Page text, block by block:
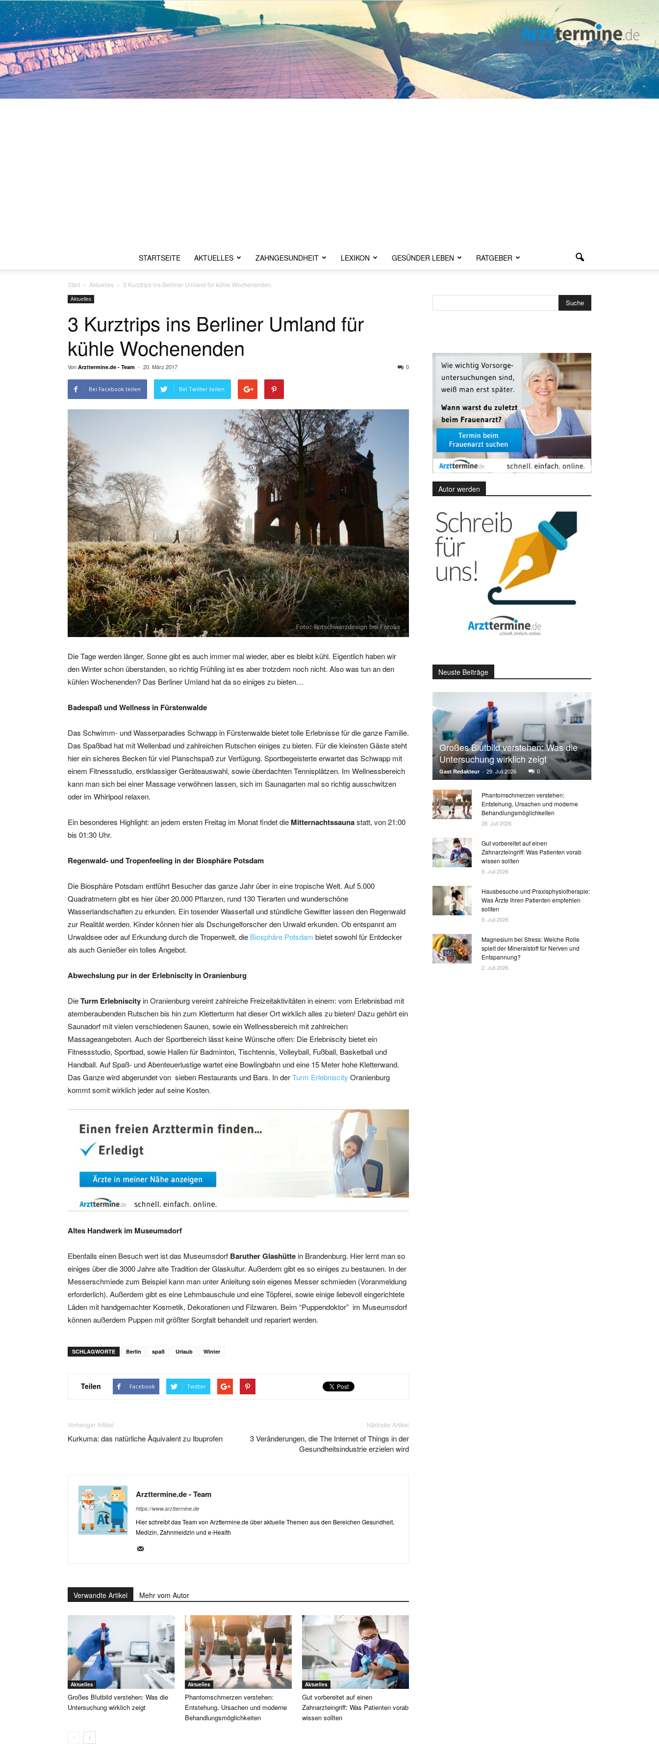
STARTSEITE AKTUELLES ZAHNGESUNDHEIT LEXIKON GESÜNDER LEBEN RATGEBER
Start Aktuelles 3 Kurztrips ins Berliner Umland für kühle Wochenenden
Aktuelles
3 Kurztrips ins Berliner Umland für
kühle Wochenenden
Von Arzttermine.de - Team - 20. März 2017 0
Bei Facebook teilen Bei Twitter teilen
Die Tage werden länger, Sonne gibt es auch immer mal wieder, aber es bleibt kühl. Eigentlich haben wir
den Winter schon überstanden, so richtig Frühling ist es aber trotzdem noch nicht. Also was tun an den
kühlen Wochenenden? Das Berliner Umland hat da so einiges zu bieten…
Badespaß und Wellness in Fürstenwalde
Das Schwimm- und Wasserparadies Schwapp in Fürstenwalde bietet tolle Erlebnisse für die ganze Familie.
Das Spaßbad hat mit Wellenbad und zahlreichen Rutschen einiges zu bieten. Für die kleinsten Gäste steht
hier ein sicheres Becken für viel Planschspaß zur Verfügung. Sportbegeisterte erwartet das Schwapp mit
einem Fitnessstudio, erstklassiger Geräteauswahl, sowie überdachten Tennisplätzen. Im Wellnessbereich
kann man sich bei einer Massage verwöhnen lassen, sich im Saunagarten mal so richtig ausschwitzen
oder im Whirlpool relaxen.
Ein besonderes Highlight: an jedem ersten Freitag im Monat findet die Mitternachtssaunastatt, von 21:00
bis 01:30 Uhr.
Regenwald- und Tropenfeeling in der Biosphäre Potsdam
Die Biosphäre Potsdam entführt Besucher das ganze Jahr über in eine tropische Welt. Auf 5.000
Quadratmetern gibt es hier über 20.000 Pflanzen, rund 130 Tierarten und wunderschöne
Wasserlandschaften zu erkunden. Ein tosender Wasserfall und stündliche Gewitter lassen den Regenwald
zur Realität werden. Kinder können hier als Dschungelforscher den Urwald erkunden. Ob entspannt am
Urwaldsee oder auf Erkundung durch die Tropenwelt, die Biosphäre Potsdam bietet sowohl für Entdecker
als auch Genießer ein tolles Angebot.
Abwechslung pur in der Erlebniscity in Oranienburg
DieTurm Erlebniscityin Oranienburg vereint zahlreiche Freizeitaktivitäten in einem: vom Erlebnisbad mit
atemberaubenden Rutschen bis hin zum Kletterturm hat dieser Ort wirklich alles zu bieten! Dazu gehört ein
Saunadorf mit vielen verschiedenen Saunen, sowie ein Wellnessbereich mit zahlreichen
Massageangeboten. Auch der Sportbereich lässt keine Wünsche offen: Die Erlebniscity bietet ein
Fitnessstudio, Sportbad, sowie Hallen für Badminton, Tischtennis, Volleyball, Fußball, Basketball und
Handball. Auf Spaß- und Abenteuerlustige wartet eine Bowlingbahn und eine 15 Meter hohe Kletterwand.
Das Ganze wird abgerundet von sieben Restaurants und Bars. In derTurm Erlebniscity Oranienburg
kommt somit wirklich jeder auf seine Kosten.
Altes Handwerk im Museumsdorf
Ebenfalls einen Besuch wert ist das Museumsdorf Baruther Glashüttein Brandenburg. Hier lernt man so
einiges über die 3000 Jahre alte Tradition der Glaskultur. Außerdem gibt es so einiges zu bestaunen. In der
Messerschmiede zum Beispiel kann man unter Anleitung sein eigenes Messer schmieden (Voranmeldung
erforderlich). Außerdem gibt es eine Lehmbauschule und eine Töpferei, sowie einige liebevoll eingerichtete
Läden mit handgemachter Kosmetik, Dekorationen und Filzwaren. Beim “Puppendoktor” im Museumsdorf
können außerdem Puppen mit größter Sorgfalt behandelt und repariert werden.
SCHLAGWORTE Berlin spaß Urlaub Winter
Teilen Facebook Twitter
Vorheriger Artikel
Kurkuma: das natürliche Äquivalent zu Ibuprofen
Nächster Artikel
3 Veränderungen, die The Internet of Things in der
Gesundheitsindustrie erzielen wird
Arzttermine.de - Team
https://www.arzttermine.de
Hier schreibt das Team von Arzttermine.de über aktuelle Themen aus den Bereichen Gesundheit,
Medizin, Zahnmeidzin und e-Health
Verwandte Artikel Mehr vom Autor
Aktuelles
Großes Blutbild verstehen: Was die
Untersuchung wirklich zeigt
Aktuelles
Phantomschmerzen verstehen:
Entstehung, Ursachen und moderne
Behandlungsmöglichkeiten
Aktuelles
Gut vorbereitet auf einen
Zahnarzteingriff: Was Patienten vorab
wissen sollten
Autor werden
Neuste Beiträge
Großes Blutbild verstehen: Was die
Untersuchung wirklich zeigt
Gast Redakteur - 29. Juli 2026 0
Phantomschmerzen verstehen:
Entstehung, Ursachen und moderne
Behandlungsmöglichkeiten
28. Juli 2026
Gut vorbereitet auf einen
Zahnarzteingriff: Was Patienten vorab
wissen sollten
9. Juli 2026
Hausbesuche und Praxisphysiotherapie:
Was Ärzte ihren Patienten empfehlen
sollten
9. Juli 2026
Magnesium bei Stress: Welche Rolle
spielt der Mineralstoff für Nerven und
Entspannung?
2. Juli 2026